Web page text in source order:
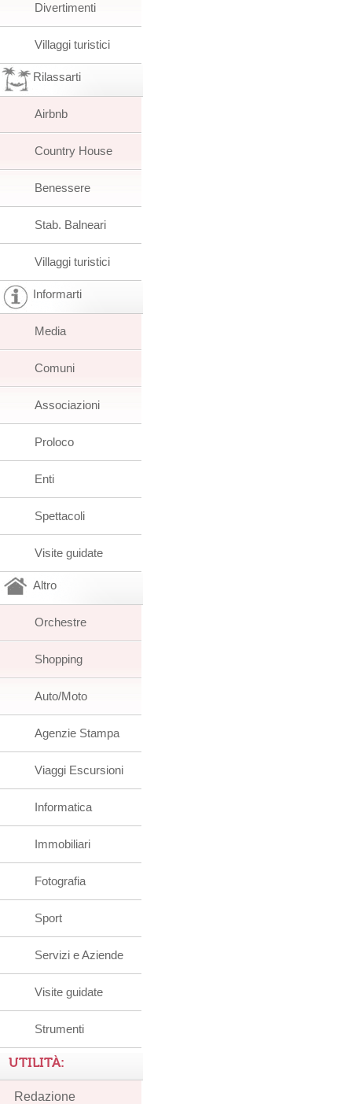
Divertimenti
Villaggi turistici
Rilassarti
Airbnb
Country House
Benessere
Stab. Balneari
Villaggi turistici
Informarti
Media
Comuni
Associazioni
Proloco
Enti
Spettacoli
Visite guidate
Altro
Orchestre
Shopping
Auto/Moto
Agenzie Stampa
Viaggi Escursioni
Informatica
Immobiliari
Fotografia
Sport
Servizi e Aziende
Visite guidate
Strumenti
UTILITÀ:
Redazione